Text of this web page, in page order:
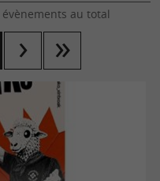
au total